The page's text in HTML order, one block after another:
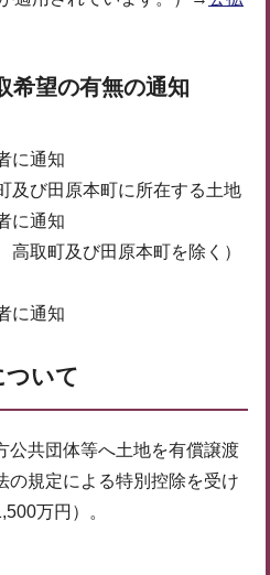
希望の有無の通知
に通知
及び田原本町に所在する土地
に通知
高取町及び田原本町を除く）
に通知
ついて
公共団体等へ土地を有償譲渡
の規定による特別控除を受け
万円）。